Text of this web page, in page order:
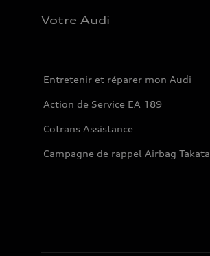
Votre Audi
Entretenir et réparer mon Audi
Action de Service EA 189
Cotrans Assistance
Campagne de rappel Airbag Takata